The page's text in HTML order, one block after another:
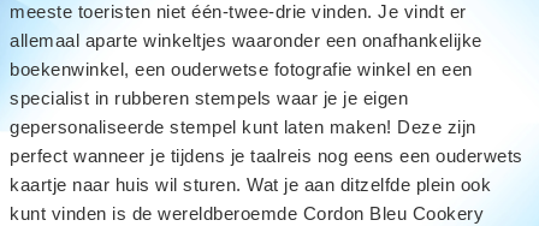
meeste toeristen niet één-twee-drie vinden. Je vindt er
allemaal aparte winkeltjes waaronder een onafhankelijke
boekenwinkel, een ouderwetse fotografie winkel en een
specialist in rubberen stempels waar je je eigen
gepersonaliseerde stempel kunt laten maken! Deze zijn
perfect wanneer je tijdens je taalreis nog eens een ouderwets
kaartje naar huis wil sturen. Wat je aan ditzelfde plein ook
kunt vinden is de wereldberoemde Cordon Bleu Cookery